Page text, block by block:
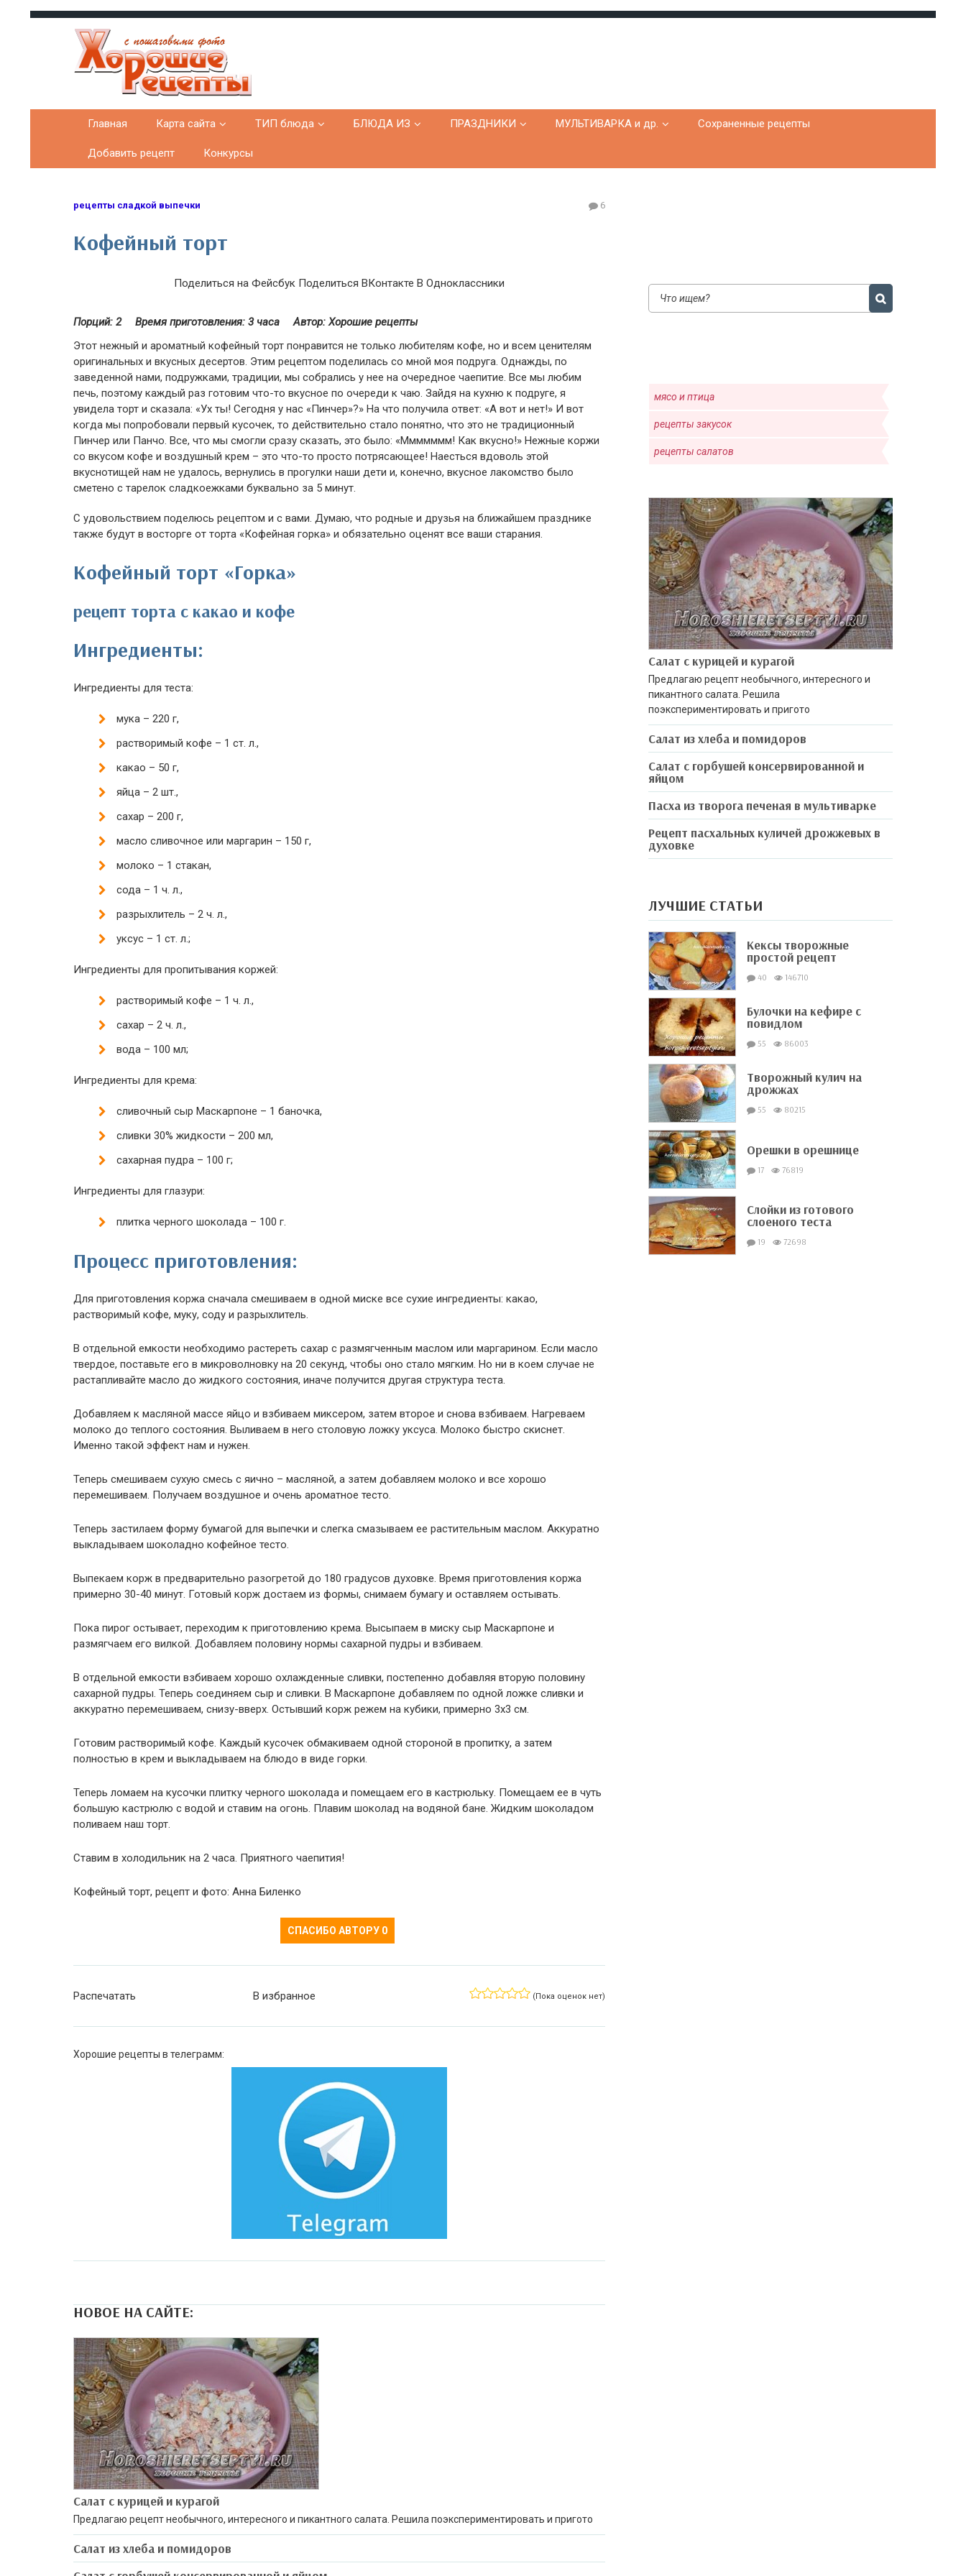
Хорошие рецепты
домашних блюд с фото
Главная Карта сайта ТИП блюда БЛЮДА ИЗ ПРАЗДНИКИ МУЛЬТИВАРКА и др. Сохраненные рецепты
Добавить рецепт Конкурсы
рецепты сладкой выпечки 6
Кофейный торт
Поделиться на Фейсбук Поделиться ВКонтакте В Одноклассники
Порций: 2 Время приготовления: 3 часа
Автор: Хорошие рецепты
Этот нежный и ароматный кофейный торт понравится не только любителям кофе, но и всем ценителям
оригинальных и вкусных десертов. Этим рецептом поделилась со мной моя подруга. Однажды, по
заведенной нами, подружками, традиции, мы собрались у нее на очередное чаепитие. Все мы любим
печь, поэтому каждый раз готовим что-то вкусное по очереди к чаю. Зайдя на кухню к подруге, я
увидела торт и сказала: «Ух ты! Сегодня у нас «Пинчер»?» На что получила ответ: «А вот и нет!» И вот
когда мы попробовали первый кусочек, то действительно стало понятно, что это не традиционный
Пинчер или Панчо. Все, что мы смогли сразу сказать, это было: «Ммммммм! Как вкусно!» Нежные коржи
со вкусом кофе и воздушный крем – это что-то просто потрясающее! Наесться вдоволь этой
вкуснотищей нам не удалось, вернулись в прогулки наши дети и, конечно, вкусное лакомство было
сметено с тарелок сладкоежками буквально за 5 минут.
С удовольствием поделюсь рецептом и с вами. Думаю, что родные и друзья на ближайшем празднике
также будут в восторге от торта «Кофейная горка» и обязательно оценят все ваши старания.
Кофейный торт «Горка»
рецепт торта с какао и кофе
Ингредиенты:
Ингредиенты для теста:
мука – 220 г,
растворимый кофе – 1 ст. л.,
какао – 50 г,
яйца – 2 шт.,
сахар – 200 г,
масло сливочное или маргарин – 150 г,
молоко – 1 стакан,
сода – 1 ч. л.,
разрыхлитель – 2 ч. л.,
уксус – 1 ст. л.;
Ингредиенты для пропитывания коржей:
растворимый кофе – 1 ч. л.,
сахар – 2 ч. л.,
вода – 100 мл;
Ингредиенты для крема:
сливочный сыр Маскарпоне – 1 баночка,
сливки 30% жидкости – 200 мл,
сахарная пудра – 100 г;
Ингредиенты для глазури:
плитка черного шоколада – 100 г.
Процесс приготовления:
Для приготовления коржа сначала смешиваем в одной миске все сухие ингредиенты: какао,
растворимый кофе, муку, соду и разрыхлитель.
В отдельной емкости необходимо растереть сахар с размягченным маслом или маргарином. Если масло
твердое, поставьте его в микроволновку на 20 секунд, чтобы оно стало мягким. Но ни в коем случае не
растапливайте масло до жидкого состояния, иначе получится другая структура теста.
Добавляем к масляной массе яйцо и взбиваем миксером, затем второе и снова взбиваем. Нагреваем
молоко до теплого состояния. Выливаем в него столовую ложку уксуса. Молоко быстро скиснет.
Именно такой эффект нам и нужен.
Теперь смешиваем сухую смесь с яично – масляной, а затем добавляем молоко и все хорошо
перемешиваем. Получаем воздушное и очень ароматное тесто.
Теперь застилаем форму бумагой для выпечки и слегка смазываем ее растительным маслом. Аккуратно
выкладываем шоколадно кофейное тесто.
Выпекаем корж в предварительно разогретой до 180 градусов духовке. Время приготовления коржа
примерно 30-40 минут. Готовый корж достаем из формы, снимаем бумагу и оставляем остывать.
Пока пирог остывает, переходим к приготовлению крема. Высыпаем в миску сыр Маскарпоне и
размягчаем его вилкой. Добавляем половину нормы сахарной пудры и взбиваем.
В отдельной емкости взбиваем хорошо охлажденные сливки, постепенно добавляя вторую половину
сахарной пудры. Теперь соединяем сыр и сливки. В Маскарпоне добавляем по одной ложке сливки и
аккуратно перемешиваем, снизу-вверх. Остывший корж режем на кубики, примерно 3х3 см.
Готовим растворимый кофе. Каждый кусочек обмакиваем одной стороной в пропитку, а затем
полностью в крем и выкладываем на блюдо в виде горки.
Теперь ломаем на кусочки плитку черного шоколада и помещаем его в кастрюльку. Помещаем ее в чуть
большую кастрюлю с водой и ставим на огонь. Плавим шоколад на водяной бане. Жидким шоколадом
поливаем наш торт.
Ставим в холодильник на 2 часа. Приятного чаепития!
Кофейный торт, рецепт и фото: Анна Биленко
СПАСИБО АВТОРУ 0
Распечатать В избранное (Пока оценок нет)
Хорошие рецепты в телеграмм:
НОВОЕ НА САЙТЕ:
Салат с курицей и курагой
Предлагаю рецепт необычного, интересного и пикантного салата. Решила поэкспериментировать и пригото
Салат из хлеба и помидоров
мясо и птица
рецепты закусок
рецепты салатов
Салат с курицей и курагой
Предлагаю рецепт необычного, интересного и
пикантного салата. Решила
поэкспериментировать и пригото
Салат из хлеба и помидоров
Салат с горбушей консервированной и
яйцом
Пасха из творога печеная в мультиварке
Рецепт пасхальных куличей дрожжевых в
духовке
ЛУЧШИЕ СТАТЬИ
Кексы творожные
простой рецепт
40 146710
Булочки на кефире с
повидлом
55 86003
Творожный кулич на
дрожжах
55 80215
Орешки в орешнице
17 76819
Слойки из готового
слоеного теста
19 72698